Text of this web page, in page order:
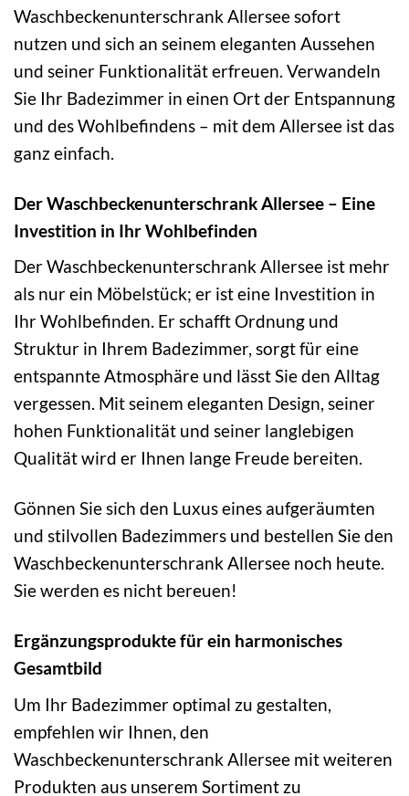
Waschbeckenunterschrank Allersee sofort
nutzen und sich an seinem eleganten Aussehen
und seiner Funktionalität erfreuen. Verwandeln
Sie Ihr Badezimmer in einen Ort der Entspannung
und des Wohlbefindens – mit dem Allersee ist das
ganz einfach.
Der Waschbeckenunterschrank Allersee – Eine
Investition in Ihr Wohlbefinden
Der Waschbeckenunterschrank Allersee ist mehr
als nur ein Möbelstück; er ist eine Investition in
Ihr Wohlbefinden. Er schafft Ordnung und
Struktur in Ihrem Badezimmer, sorgt für eine
entspannte Atmosphäre und lässt Sie den Alltag
vergessen. Mit seinem eleganten Design, seiner
hohen Funktionalität und seiner langlebigen
Qualität wird er Ihnen lange Freude bereiten.
Gönnen Sie sich den Luxus eines aufgeräumten
und stilvollen Badezimmers und bestellen Sie den
Waschbeckenunterschrank Allersee noch heute.
Sie werden es nicht bereuen!
Ergänzungsprodukte für ein harmonisches
Gesamtbild
Um Ihr Badezimmer optimal zu gestalten,
empfehlen wir Ihnen, den
Waschbeckenunterschrank Allersee mit weiteren
Produkten aus unserem Sortiment zu